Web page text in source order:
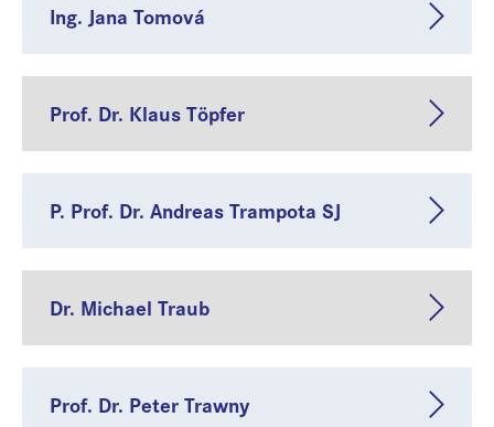
Ing. Jana Tomová
Prof. Dr. Klaus Töpfer
P. Prof. Dr. Andreas Trampota SJ
Dr. Michael Traub
Prof. Dr. Peter Trawny